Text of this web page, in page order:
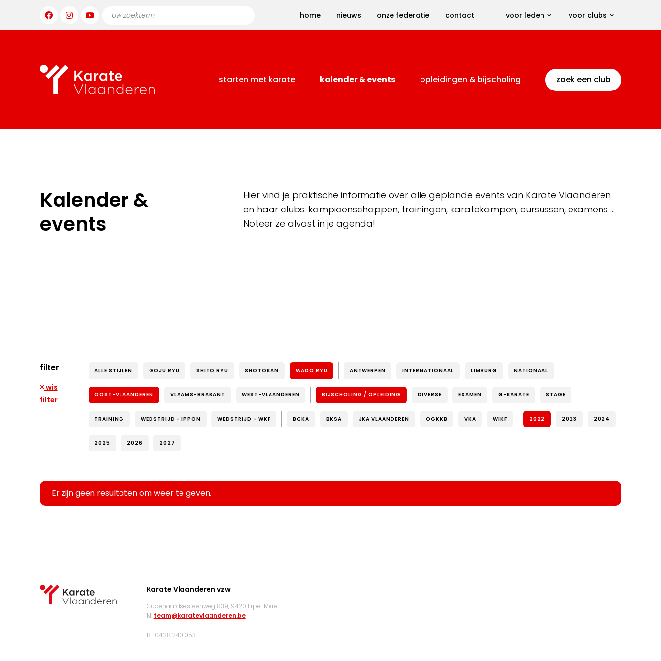
home nieuws onze federatie contact voor leden voor clubs
starten met karate kalender & events opleidingen & bijscholing zoek een club
Kalender &
events
Hier vind je praktische informatie over alle geplande events van Karate Vlaanderen
en haar clubs: kampioenschappen, trainingen, karatekampen, cursussen, examens …
Noteer ze alvast in je agenda!
filter
wis
filter
ALLE STIJLEN GOJU RYU SHITO RYU SHOTOKAN WADO RYU ANTWERPEN INTERNATIONAAL LIMBURG NATIONAAL
OOST-VLAANDEREN VLAAMS-BRABANT WEST-VLAANDEREN BIJSCHOLING / OPLEIDING DIVERSE EXAMEN G-KARATE STAGE
TRAINING WEDSTRIJD - IPPON WEDSTRIJD - WKF BGKA BKSA JKA VLAANDEREN OGKKB VKA WIKF 2022 2023 2024
2025 2026 2027
Er zijn geen resultaten om weer te geven.
Karate Vlaanderen vzw
Oudenaardsesteenweg 839, 9420 Erpe-Mere
M: team@karatevlaanderen.be
BE 0428.240.053